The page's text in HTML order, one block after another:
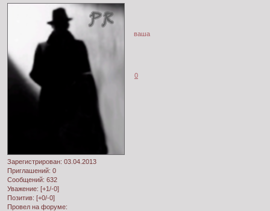
Зарегистрирован: 03.04.2013
Приглашений: 0
Сообщений: 632
Уважение: [+1/-0]
Позитив: [+0/-0]
Провел на форуме:
ваша
0